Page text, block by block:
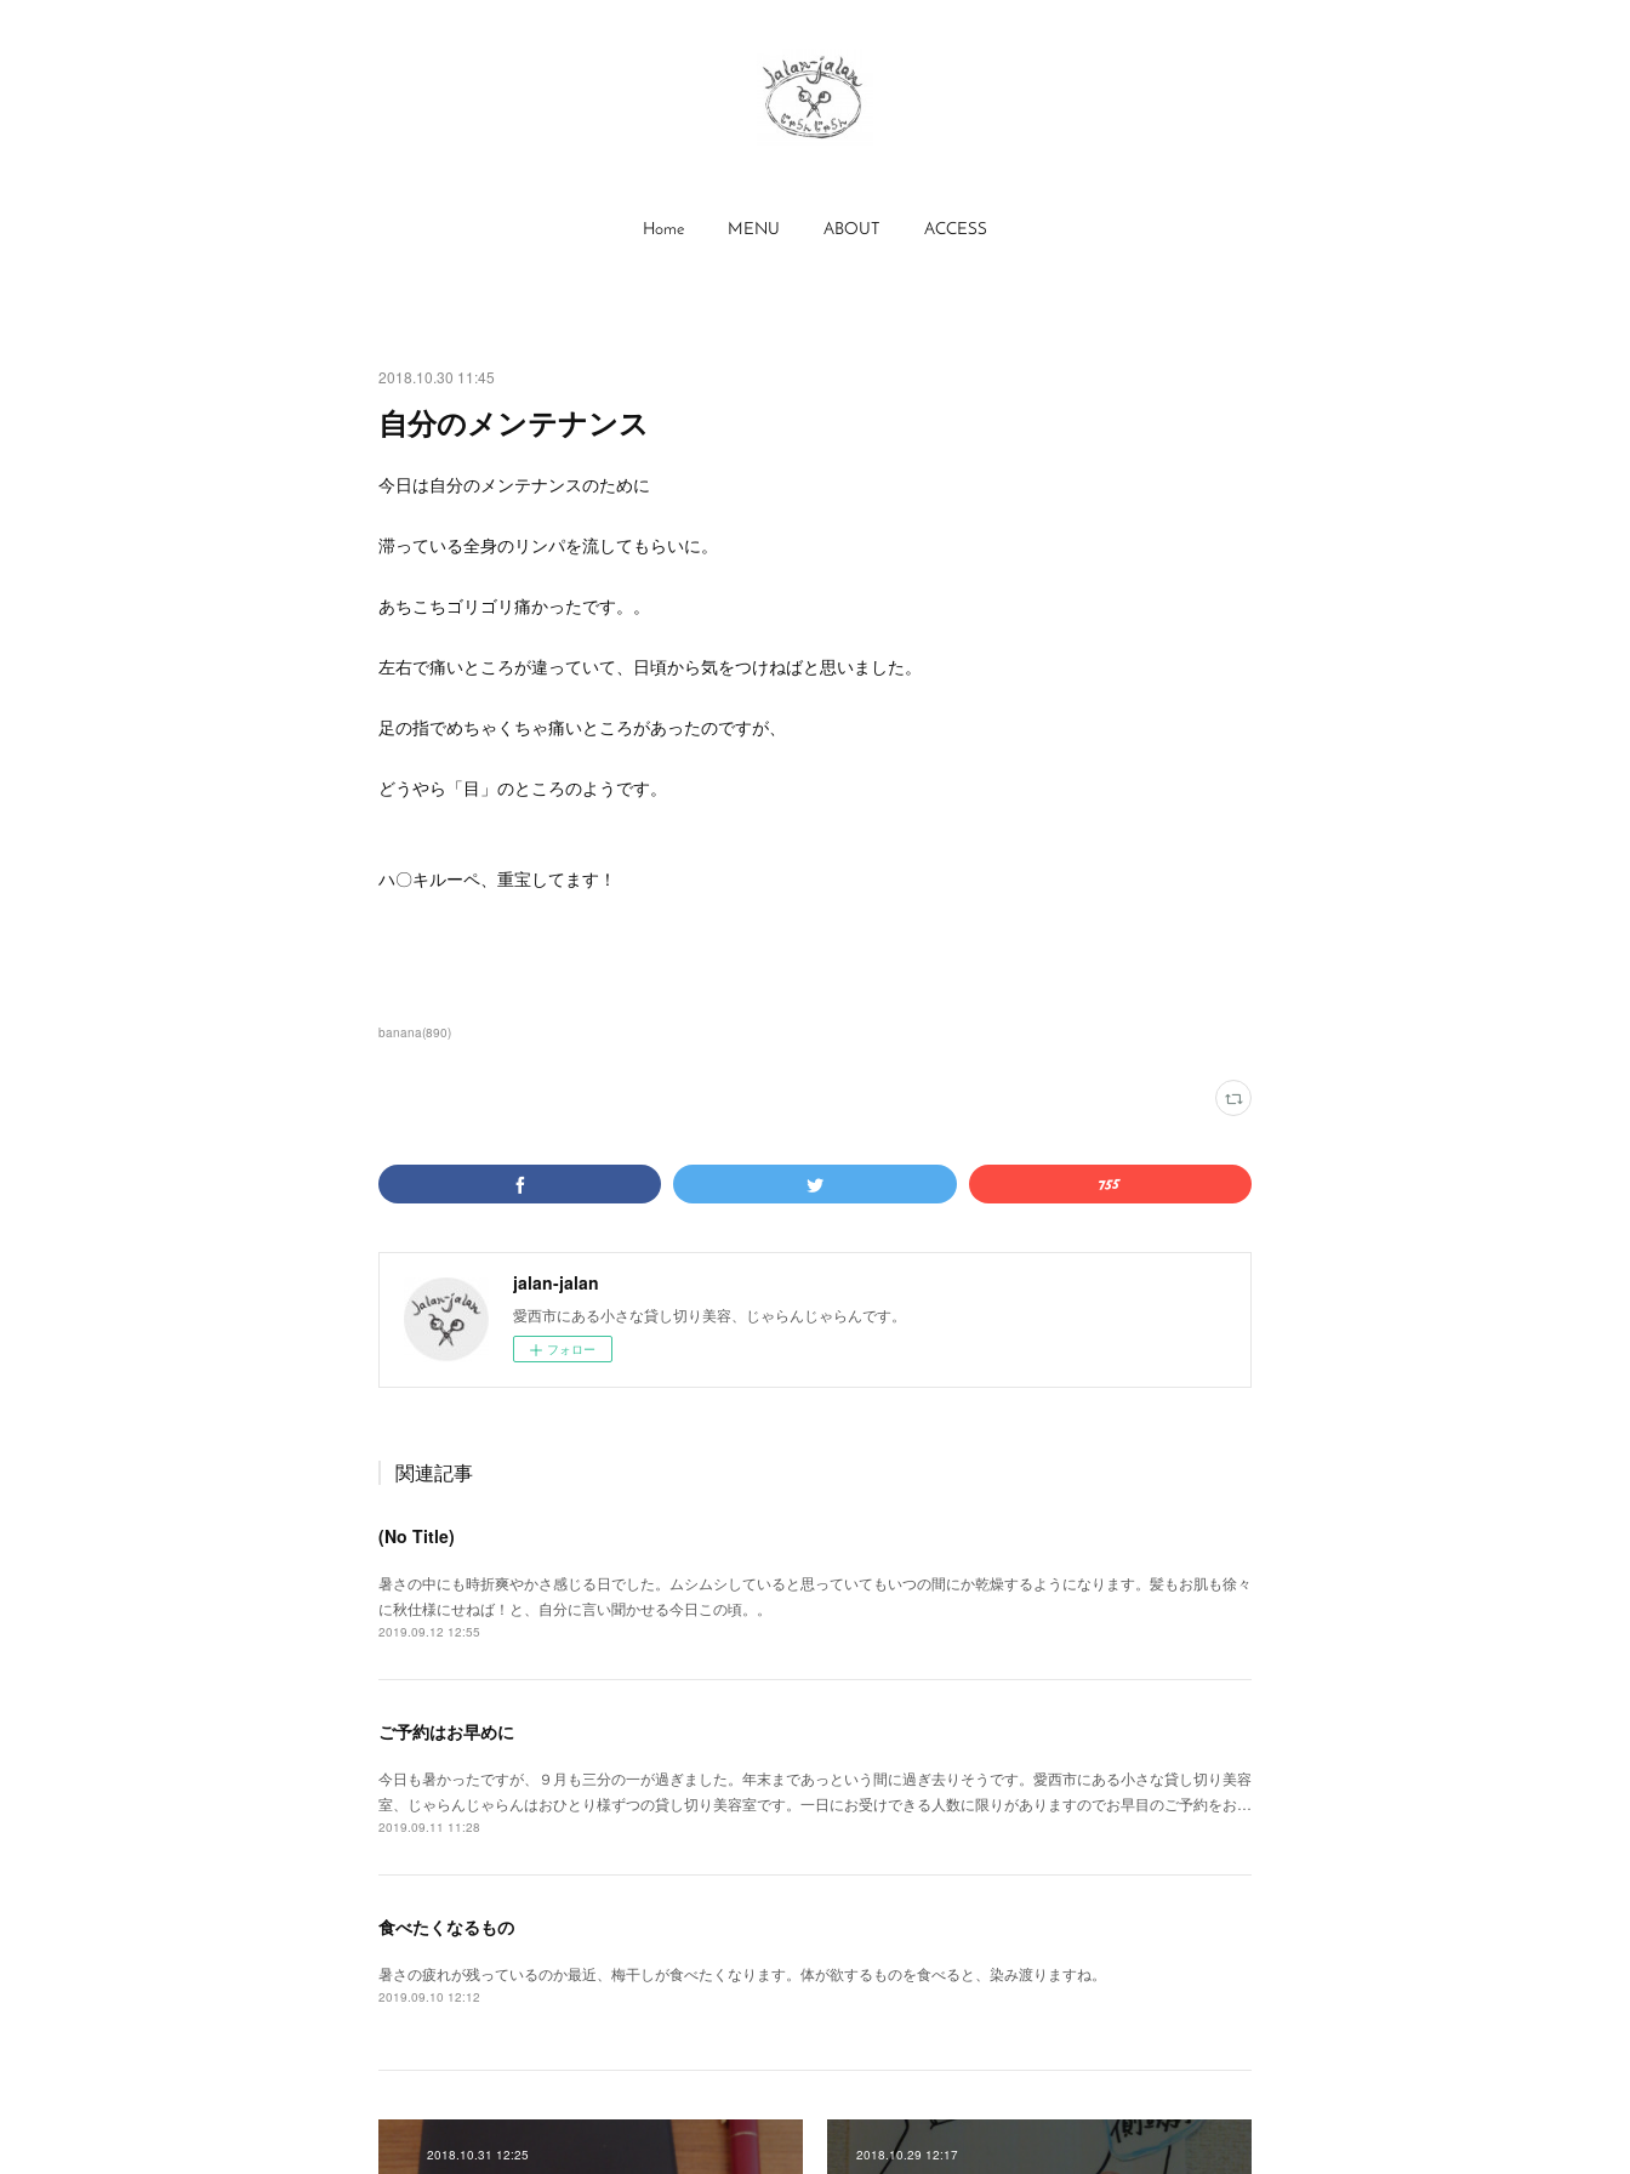
Home MENU ABOUT ACCESS
2018.10.30 11:45
自分のメンテナンス
今日は自分のメンテナンスのために
滞っている全身のリンパを流してもらいに。
あちこちゴリゴリ痛かったです。。
左右で痛いところが違っていて、日頃から気をつけねばと思いました。
足の指でめちゃくちゃ痛いところがあったのですが、
どうやら「目」のところのようです。
ハ〇キルーペ、重宝してます！
banana(890)
jalan-jalan
愛西市にある小さな貸し切り美容、じゃらんじゃらんです。
フォロー
関連記事
(No Title)
暑さの中にも時折爽やかさ感じる日でした。ムシムシしていると思っていてもいつの間にか乾燥するようになります。髪もお肌も徐々
に秋仕様にせねば！と、自分に言い聞かせる今日この頃。。
2019.09.12 12:55
ご予約はお早めに
今日も暑かったですが、９月も三分の一が過ぎました。年末まであっという間に過ぎ去りそうです。愛西市にある小さな貸し切り美容
室、じゃらんじゃらんはおひとり様ずつの貸し切り美容室です。一日にお受けできる人数に限りがありますのでお早目のご予約をお…
2019.09.11 11:28
食べたくなるもの
暑さの疲れが残っているのか最近、梅干しが食べたくなります。体が欲するものを食べると、染み渡りますね。
2019.09.10 12:12
2018.10.31 12:25 2018.10.29 12:17